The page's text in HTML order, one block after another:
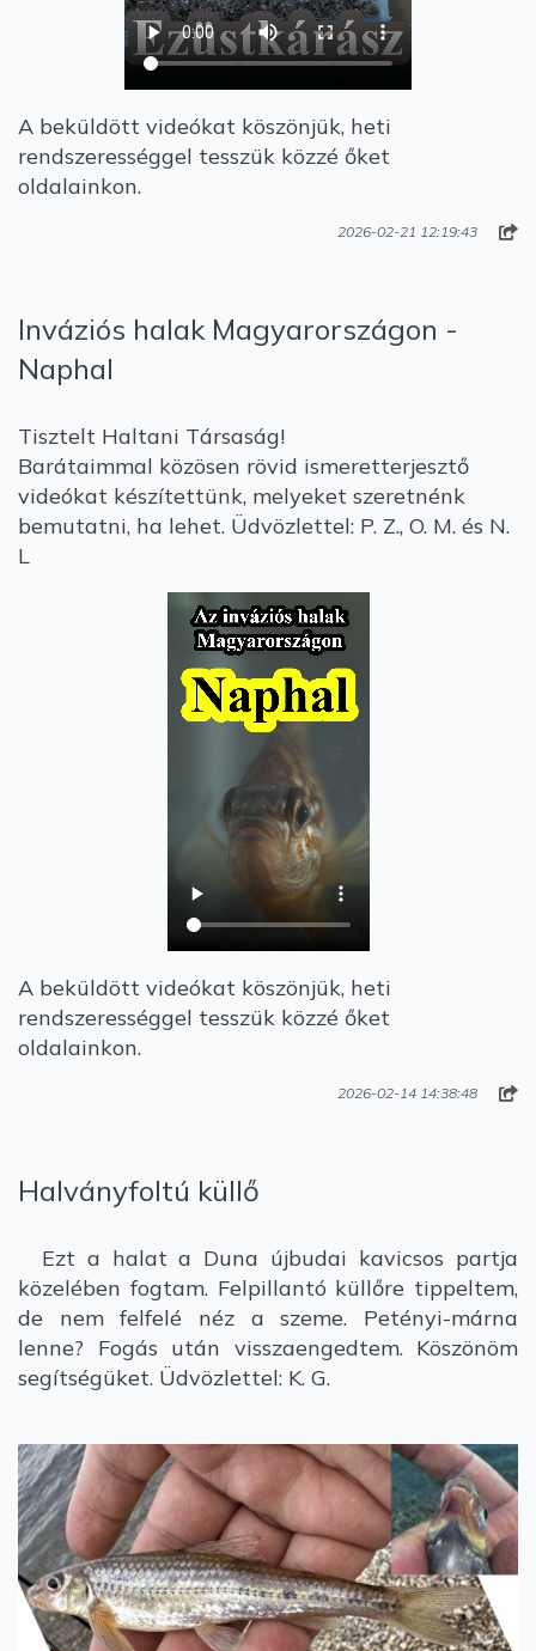
A beküldött videókat köszönjük, heti
rendszerességgel tesszük közzé őket
oldalainkon.
2026-02-21 12:19:43
Inváziós halak Magyarországon -
Naphal
Tisztelt Haltani Társaság!
Barátaimmal közösen rövid ismeretterjesztő
videókat készítettünk, melyeket szeretnénk
bemutatni, ha lehet. Üdvözlettel: P. Z., O. M. és N.
L
A beküldött videókat köszönjük, heti
rendszerességgel tesszük közzé őket
oldalainkon.
2026-02-14 14:38:48
Halványfoltú küllő
Ezt a halat a Duna újbudai kavicsos partja
közelében fogtam. Felpillantó küllőre tippeltem,
de nem felfelé néz a szeme. Petényi-márna
lenne? Fogás után visszaengedtem. Köszönöm
segítségüket. Üdvözlettel: K. G.